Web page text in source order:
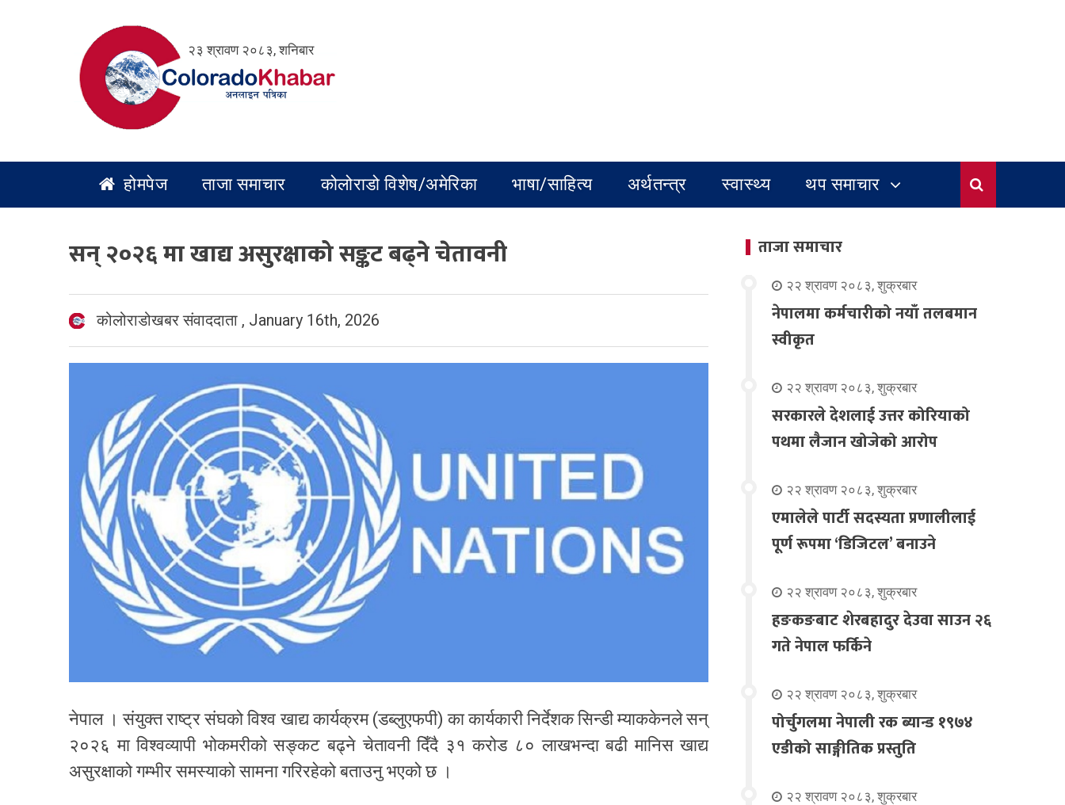
२३ श्रावण २०८३, शनिबार
होमपेज ताजा समाचार कोलोराडो विशेष/अमेरिका भाषा/साहित्य अर्थतन्त्र स्वास्थ्य थप समाचार
सन् २०२६ मा खाद्य असुरक्षाको सङ्कट बढ्ने चेतावनी
कोलोराडोखबर संवाददाता , January 16th, 2026
नेपाल । संयुक्त राष्ट्र संघको विश्व खाद्य कार्यक्रम (डब्लुएफपी) का कार्यकारी निर्देशक सिन्डी म्याककेनले सन्
२०२६ मा विश्वव्यापी भोकमरीको सङ्कट बढ्ने चेतावनी दिँदै ३१ करोड ८० लाखभन्दा बढी मानिस खाद्य
असुरक्षाको गम्भीर समस्याको सामना गरिरहेको बताउनु भएको छ ।
ताजा समाचार
२२ श्रावण २०८३, शुक्रबार
नेपालमा कर्मचारीको नयाँ तलबमान
स्वीकृत
२२ श्रावण २०८३, शुक्रबार
सरकारले देशलाई उत्तर कोरियाको
पथमा लैजान खोजेको आरोप
२२ श्रावण २०८३, शुक्रबार
एमालेले पार्टी सदस्यता प्रणालीलाई
पूर्ण रूपमा ‘डिजिटल’ बनाउने
२२ श्रावण २०८३, शुक्रबार
हङकङबाट शेरबहादुर देउवा साउन २६
गते नेपाल फर्किने
२२ श्रावण २०८३, शुक्रबार
पोर्चुगलमा नेपाली रक ब्यान्ड १९७४
एडीको साङ्गीतिक प्रस्तुति
२२ श्रावण २०८३, शुक्रबार